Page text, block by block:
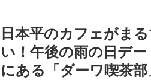
日本平のカフェがま
い！午後の雨の日デ
にある「ダーワ喫茶